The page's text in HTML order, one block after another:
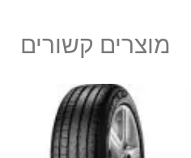
מוצרים קשורים